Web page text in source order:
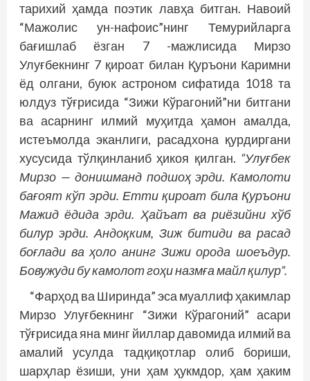
тарихий ҳамда поэтик лавҳа битган. Навоий
“Мажолис ун-нафоис”нинг Темурийларга
бағишлаб ёзган 7 -мажлисида Мирзо
Улуғбекнинг 7 қироат билан Қуръони Каримни
ёд олгани, буюк астроном сифатида 1018 та
юлдуз тўғрисида “Зижи Кўрагоний”ни битгани
ва асарнинг илмий муҳитда ҳамон амалда,
истеъмолда эканлиги, расадхона қурдиргани
хусусида тўлқинланиб ҳикоя қилган. “Улуғбек
Мирзо — донишманд подшоҳ эрди. Камолоти
бағоят кўп эрди. Етти қироат била Қуръони
Мажид ёдида эрди. Ҳайъат ва риёзийни хўб
билур эрди. Андоқким, Зиж битиди ва расад
боғлади ва ҳоло анинг Зижи орода шоеъдур.
Бовужуди бу камолот гоҳи назмға майл қилур”.
“Фарҳод ва Ширинда” эса муаллиф ҳакимлар
Мирзо Улуғбекнинг “Зижи Кўрагоний” асари
тўғрисида яна минг йиллар давомида илмий ва
амалий усулда тадқиқотлар олиб бориши,
шарҳлар ёзиши, уни ҳам ҳукмдор, ҳам ҳаким